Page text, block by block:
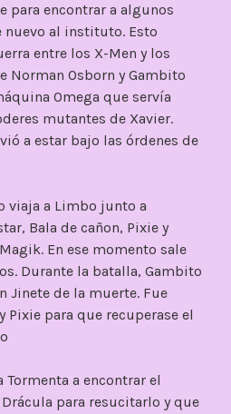
para encontrar a algunos
al instituto. Esto
entre los X-Men y los
Norman Osborn y Gambito
Omega que servía
mutantes de Xavier.
a estar bajo las órdenes de
viaja a Limbo junto a
Bala de cañon, Pixie y
En ese momento sale
Durante la batalla, Gambito
Jinete de la muerte. Fue
para que recuperase el
a encontrar el
para resucitarlo y que